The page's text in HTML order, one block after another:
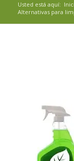
Usted está aquí:
Alternativas para